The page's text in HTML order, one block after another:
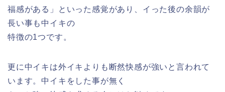
福感がある」といった感覚があり、イった後の余韻が
長い事も中イキの
特徴の1つです。
更に中イキは外イキよりも断然快感が強いと言われて
います。中イキをした事が無く